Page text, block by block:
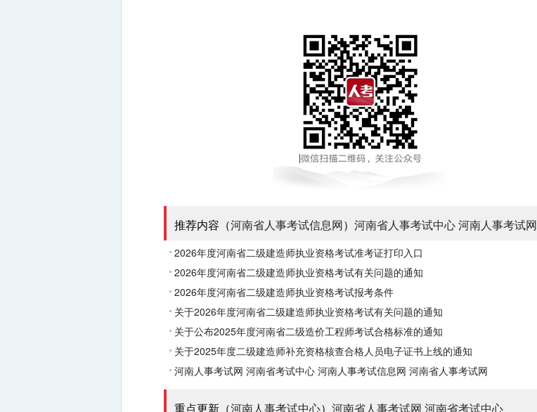
推荐内容（河南省人事考试信息网） 河南省人事考试中心河南人事考试网
2026年度河南省二级建造师执业资格考试准考证打印入口
2026年度河南省二级建造师执业资格考试有关问题的通知
2026年度河南省二级建造师执业资格考试报考条件
关于2026年度河南省二级建造师执业资格考试有关问题的通知
关于公布2025年度河南省二级造价工程师考试合格标准的通知
关于2025年度二级建造师补充资格核查合格人员电子证书上线的通知
河南人事考试网 河南省考试中心 河南人事考试信息网 河南省人事考试网
重点更新（河南人事考试中心） 河南省人事考试网 河南省考试中心